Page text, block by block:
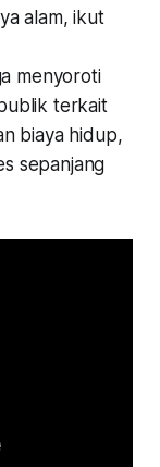
alam, ikut
menyoroti
terkait
biaya hidup,
sepanjang